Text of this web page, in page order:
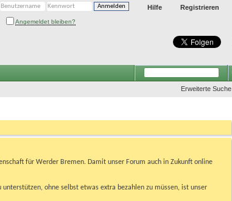
Registrieren
Hilfe
Angemeldet bleiben?
Erweiterte Suche
für Werder Bremen. Damit unser Forum auch in Zukunft online
ohne selbst etwas extra bezahlen zu müssen, ist unser